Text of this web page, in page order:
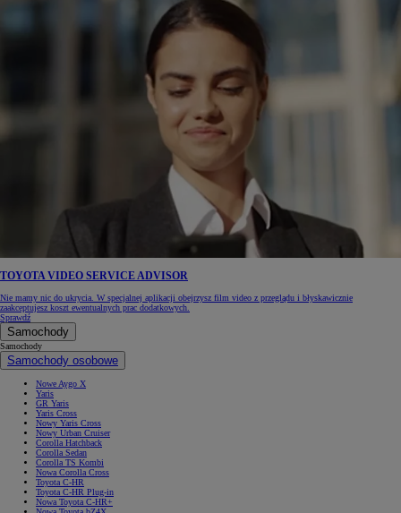
TOYOTA VIDEO SERVICE ADVISOR
Nie mamy nic do ukrycia. W specjalnej aplikacji obejrzysz film video z przeglądu i błyskawicznie
zaakceptujesz koszt ewentualnych prac dodatkowych.
Sprawdź
Samochody
Samochody
Samochody osobowe
Nowe Aygo X
Yaris
GR Yaris
Yaris Cross
Nowy Yaris Cross
Nowy Urban Cruiser
Corolla Hatchback
Corolla Sedan
Corolla TS Kombi
Nowa Corolla Cross
Toyota C-HR
Toyota C-HR Plug-in
Nowa Toyota C-HR+